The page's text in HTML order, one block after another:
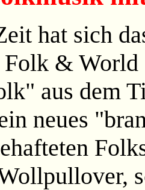
hat sich
& World
aus dem
neues